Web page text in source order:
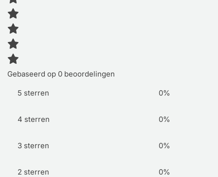
Gebaseerd op 0 beoordelingen
5 sterren 0%
4 sterren 0%
3 sterren 0%
2 sterren 0%